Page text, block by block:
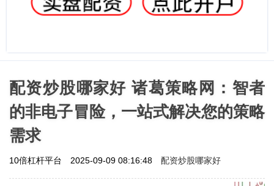
配资炒股哪家好 诸葛策略网：智者
的非电子冒险，一站式解决您的策略
需求
10倍杠杆平台 2025-09-09 08:16:48 配资炒股哪家好